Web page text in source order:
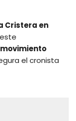
Cristera en
el cronista